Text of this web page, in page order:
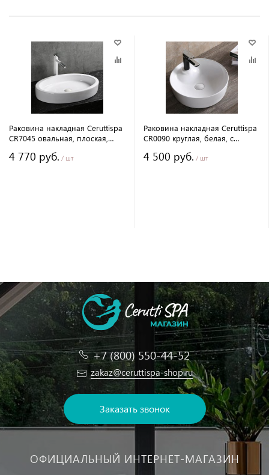
Раковина накладная Ceruttispa
CR7045 овальная, плоская,
4 770 руб. / шт
Раковина накладная Ceruttispa
CR0090 круглая, белая, с
44х44х13 см
4 500 руб. / шт
+7 (800) 550-44-52
zakaz@ceruttispa-shop.ru
Заказать звонок
ОФИЦИАЛЬНЫЙ ИНТЕРНЕТ-МАГАЗИН